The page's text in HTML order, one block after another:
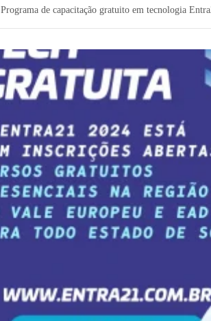
Programa de capacitação gratuito em tecnologia